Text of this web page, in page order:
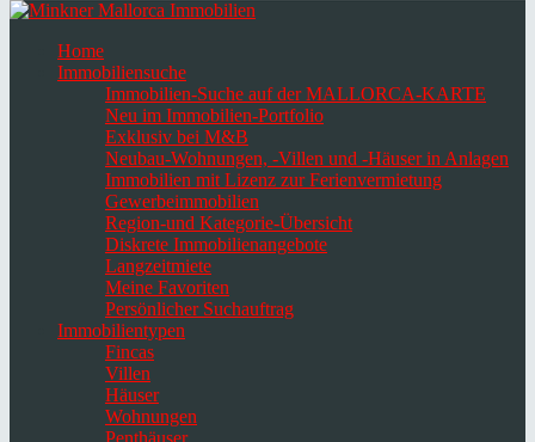
Home
Immobiliensuche
Immobilien-Suche auf der MALLORCA-KARTE
Neu im Immobilien-Portfolio
Exklusiv bei M&B
Neubau-Wohnungen, -Villen und -Häuser in Anlagen
Immobilien mit Lizenz zur Ferienvermietung
Gewerbeimmobilien
Region-und Kategorie-Übersicht
Diskrete Immobilienangebote
Langzeitmiete
Meine Favoriten
Persönlicher Suchauftrag
Immobilientypen
Fincas
Villen
Häuser
Wohnungen
Penthäuser